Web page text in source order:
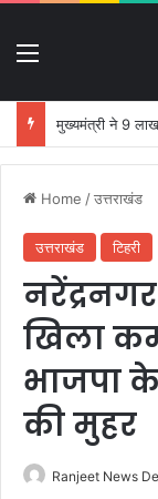
Home /उत्तराखंड
उत्तराखंड टिहरी
खिला
भाजपा
की मुहर
Ranjeet News